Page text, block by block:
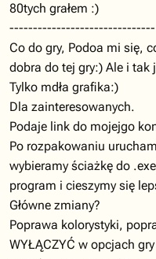
80tych grałem :)
-------------------------------
Co do gry, Podoa mi się,
dobra do tej gry:) Ale i tak
Tylko mdła grafika:)
Dla zainteresowanych.
Podaje link do mojejgo
Po rozpakowaniu
wybieramy ściażkę do
program i cieszymy się
Główne zmiany?
Poprawa kolorystyki,
WYŁĄCZYĆ w opcjach